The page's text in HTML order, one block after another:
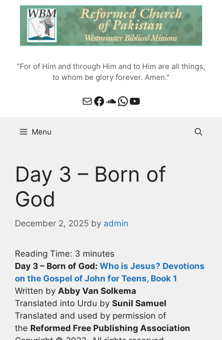
"For of Him and through Him and to Him are all things,
to whom be glory forever. Amen."
MailFacebook
SoundCloud
WhatsApp
YouTube
Menu
Day 3 – Born of
God
December 2, 2025 by admin
Reading Time: 3 minutes
Day 3 – Born of God: Who is Jesus? Devotions
on the Gospel of John for Teens, Book 1
Written by Abby Van Solkema
Translated into Urdu by Sunil Samuel
Translated and used by permission of
the Reformed Free Publishing Association